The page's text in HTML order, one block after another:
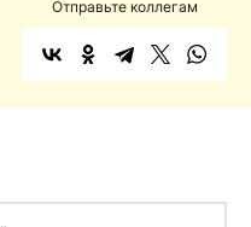
Отправьте коллегам